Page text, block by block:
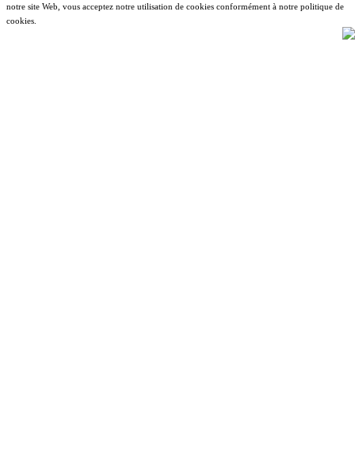
notre site Web, vous acceptez notre utilisation de cookies conformément à notre politique de
cookies.